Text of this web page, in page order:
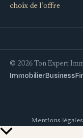
choix de l’offre
© 2026 Ton Expert
ImmobilierBusiness
Mentions légales